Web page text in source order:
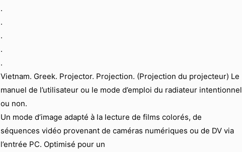
.
.
.
.
.
Vietnam. Greek. Projector. Projection. (Projection du projecteur) Le
manuel de l’utilisateur ou le mode d’emploi du radiateur intentionnel
ou non.
Un mode d’image adapté à la lecture de films colorés, de
séquences vidéo provenant de caméras numériques ou de DV via
l’entrée PC. Optimisé pour un